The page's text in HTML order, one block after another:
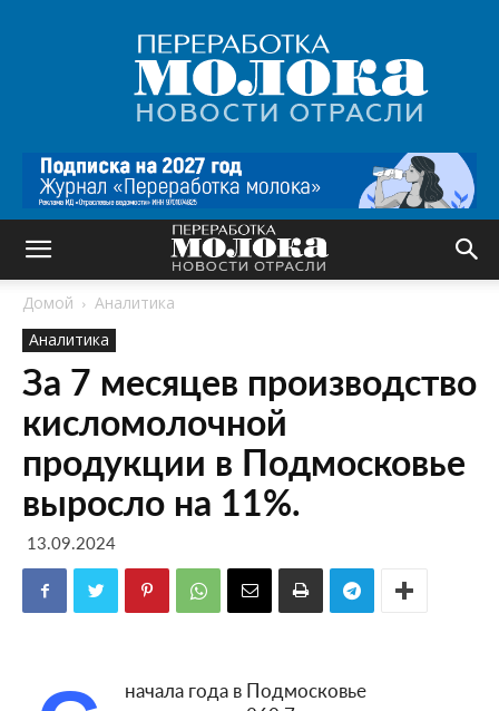
Переработка
молока
|
Новости
Домой
Аналитика
Аналитика
За 7 месяцев производство
кисломолочной
продукции в Подмосковье
выросло на 11%.
13.09.2024
начала года в Подмосковье